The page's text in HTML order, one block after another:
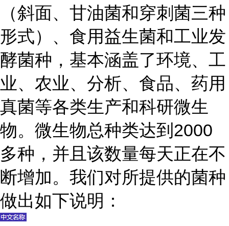
（斜面、甘油菌和穿刺菌三种
形式）、食用益生菌和工业发
酵菌种，基本涵盖了环境、工
业、农业、分析、食品、药用
真菌等各类生产和科研微生
物。微生物总种类达到2000
多种，并且该数量每天正在不
断增加。我们对所提供的菌种
做出如下说明：